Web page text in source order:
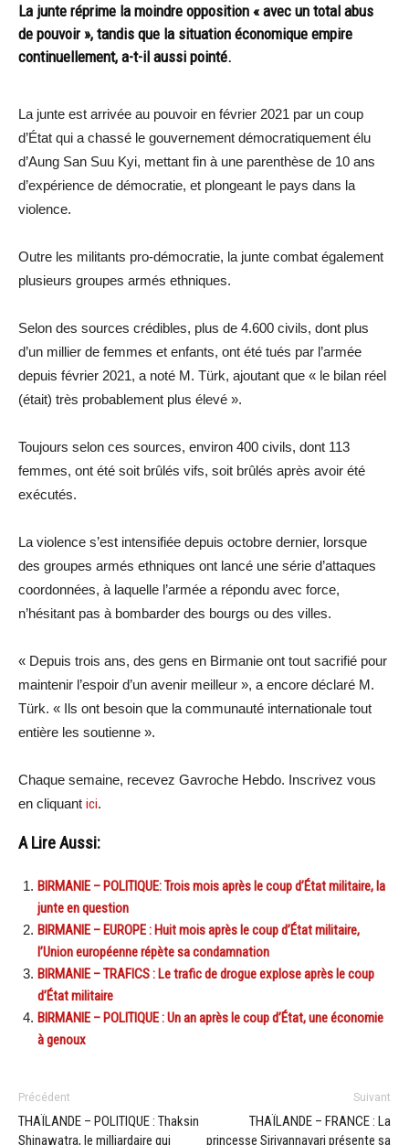
La junte réprime la moindre opposition « avec un total abus
de pouvoir », tandis que la situation économique empire
continuellement, a-t-il aussi pointé.
La junte est arrivée au pouvoir en février 2021 par un coup
d’État qui a chassé le gouvernement démocratiquement élu
d’Aung San Suu Kyi, mettant fin à une parenthèse de 10 ans
d’expérience de démocratie, et plongeant le pays dans la
violence.
Outre les militants pro-démocratie, la junte combat également
plusieurs groupes armés ethniques.
Selon des sources crédibles, plus de 4.600 civils, dont plus
d’un millier de femmes et enfants, ont été tués par l’armée
depuis février 2021, a noté M. Türk, ajoutant que « le bilan réel
(était) très probablement plus élevé ».
Toujours selon ces sources, environ 400 civils, dont 113
femmes, ont été soit brûlés vifs, soit brûlés après avoir été
exécutés.
La violence s’est intensifiée depuis octobre dernier, lorsque
des groupes armés ethniques ont lancé une série d’attaques
coordonnées, à laquelle l’armée a répondu avec force,
n’hésitant pas à bombarder des bourgs ou des villes.
« Depuis trois ans, des gens en Birmanie ont tout sacrifié pour
maintenir l’espoir d’un avenir meilleur », a encore déclaré M.
Türk. « Ils ont besoin que la communauté internationale tout
entière les soutienne ».
Chaque semaine, recevez Gavroche Hebdo. Inscrivez vous
en cliquant ici.
A Lire Aussi:
BIRMANIE – POLITIQUE: Trois mois après le coup d’État militaire, la
junte en question
BIRMANIE – EUROPE : Huit mois après le coup d’État militaire,
l’Union européenne répète sa condamnation
BIRMANIE – TRAFICS : Le trafic de drogue explose après le coup
d’État militaire
BIRMANIE – POLITIQUE : Un an après le coup d’État, une économie
à genoux
Précédent
THAÏLANDE – POLITIQUE : Thaksin
Shinawatra, le milliardaire qui
Suivant
THAÏLANDE – FRANCE : La
princesse Sirivannavari présente sa